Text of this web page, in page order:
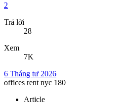
2
Trả lời
28
Xem
7K
6 Tháng tư 2026
offices rent nyc 180
Article